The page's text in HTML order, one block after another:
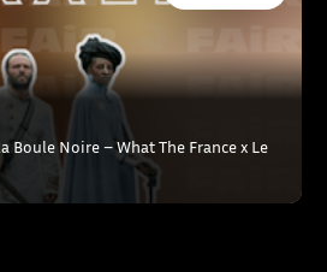
Boule Noire – What The France x Le